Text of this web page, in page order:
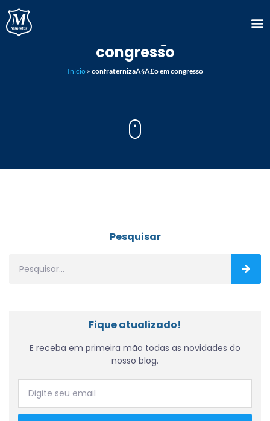
congresso
Início» confraternizaÃ§Ã£o em congresso
Pesquisar
Fique atualizado!
E receba em primeira mão todas as novidades do
nosso blog.